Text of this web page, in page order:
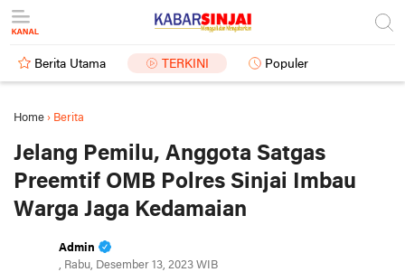
Berita Utama TERKINI Populer
Home › Berita
Jelang Pemilu, Anggota Satgas
Preemtif OMB Polres Sinjai Imbau
Warga Jaga Kedamaian
Admin
, Rabu, Desember 13, 2023 WIB